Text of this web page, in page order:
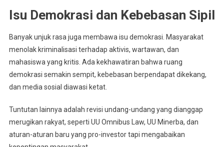
Isu Demokrasi dan Kebebasan Sipil
Banyak unjuk rasa juga membawa isu demokrasi. Masyarakat
menolak kriminalisasi terhadap aktivis, wartawan, dan
mahasiswa yang kritis. Ada kekhawatiran bahwa ruang
demokrasi semakin sempit, kebebasan berpendapat dikekang,
dan media sosial diawasi ketat.
Tuntutan lainnya adalah revisi undang-undang yang dianggap
merugikan rakyat, seperti UU Omnibus Law, UU Minerba, dan
aturan-aturan baru yang pro-investor tapi mengabaikan